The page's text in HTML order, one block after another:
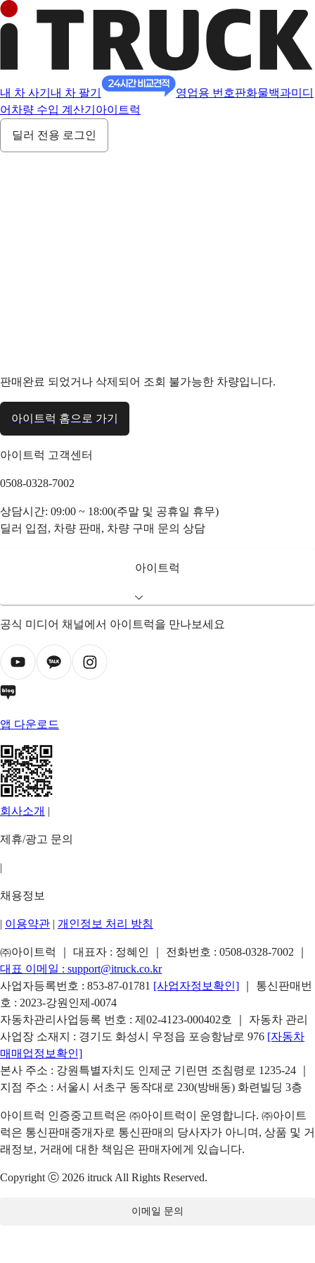
내 차 사기 내 차 팔기 영업용 번호판화물백과미디
어 차량 수입 계산기 아이트럭
딜러 전용 로그인
판매완료 되었거나 삭제되어 조회 불가능한 차량입니다.
아이트럭 홈으로 가기
아이트럭 고객센터
0508-0328-7002
상담시간: 09:00 ~ 18:00(주말 및 공휴일 휴무)
딜러 입점, 차량 판매, 차량 구매 문의 상담
아이트럭
공식 미디어 채널에서 아이트럭을 만나보세요
앱 다운로드
회사소개 |
제휴/광고 문의
|
채용정보
| 이용약관 | 개인정보 처리 방침
㈜아이트럭 ｜ 대표자 : 정혜인 ｜ 전화번호 : 0508-0328-7002
대표 이메일 : support@itruck.co.kr
사업자등록번호 : 853-87-01781 [사업자정보확인]
｜ 통신판매번
호 : 2023-강원인제-0074
자동차관리사업등록 번호 : 제02-4123-000402호 ｜ 자동차 관리
사업장 소재지 : 경기도 화성시 우정읍 포승항남로 976 [자동차
매매업정보확인]
본사 주소 : 강원특별자치도 인제군 기린면 조침령로 1235-24 ｜
지점 주소 : 서울시 서초구 동작대로 230(방배동) 화련빌딩 3층
아이트럭 인증중고트럭은 ㈜아이트럭이 운영합니다. ㈜아이트
럭은 통신판매중개자로 통신판매의 당사자가 아니며, 상품 및 거
래정보, 거래에 대한 책임은 판매자에게 있습니다.
Copyright ⓒ 2026 itruck All Rights Reserved.
이메일 문의